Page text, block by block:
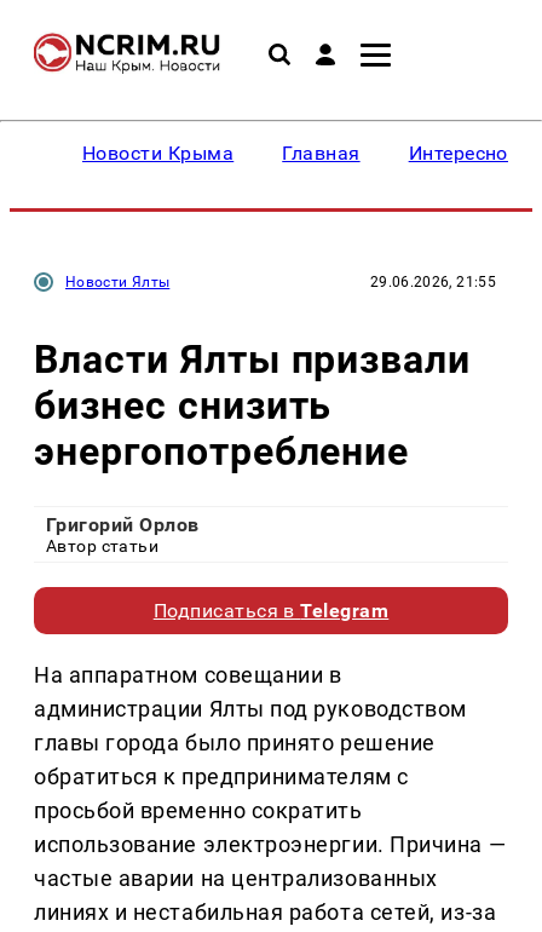
Новости Крыма Главная Интересное
Новости Ялты 29.06.2026, 21:55
Власти Ялты призвали
бизнес снизить
энергопотребление
Григорий Орлов
Автор статьи
Подписаться вTelegram
На аппаратном совещании в
администрации Ялты под руководством
главы города было принято решение
обратиться к предпринимателям с
просьбой временно сократить
использование электроэнергии. Причина —
частые аварии на централизованных
линиях и нестабильная работа сетей, из-за